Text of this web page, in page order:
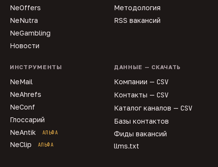
NeOffers
NeNutra
NeGambling
Новости
Методология
RSS вакансий
ИНСТРУМЕНТЫ
NeMail
NeAhrefs
NeConf
Глоссарий
NeAntik
АЛЬФА
NeClip АЛЬФА
ДАННЫЕ — СКАЧАТЬ
Компании — CSV
Контакты — CSV
Каталог каналов — CSV
Базы контактов
Фиды вакансий
llms.txt